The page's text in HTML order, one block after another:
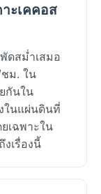
ะเคคอส
ดสม่ำเสมอ
ม. ใน
กันใน
ในแผ่นดินที่
เฉพาะใน
เรื่องนี้